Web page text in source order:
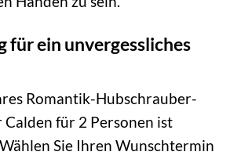
für ein unvergessliches
Romantik-Hubschrauber-
Calden für 2 Personen ist
Sie Ihren Wunschtermin